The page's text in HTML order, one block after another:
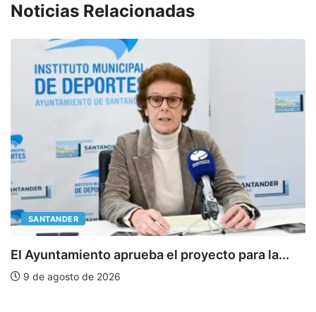
Noticias Relacionadas
SANTANDER
El Ayuntamiento aprueba el proyecto para la...
9 de agosto de 2026